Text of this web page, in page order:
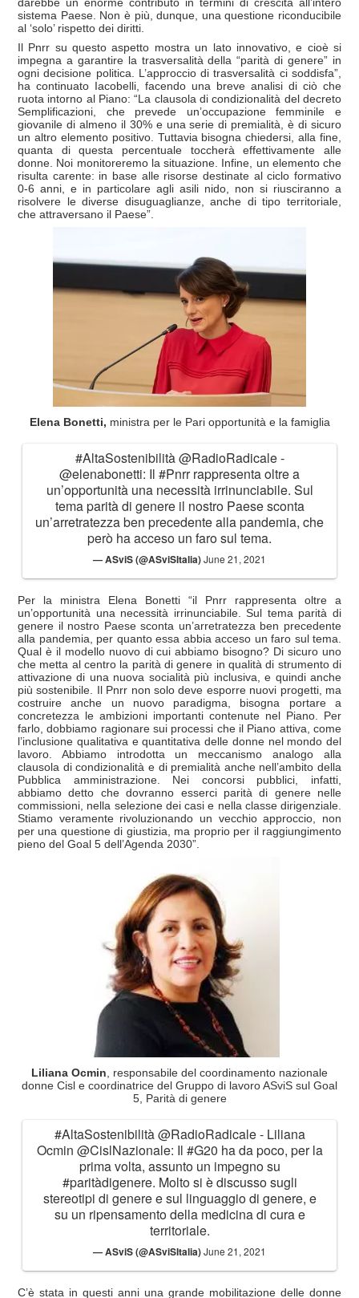
sistema Paese. Non è più, dunque, una questione riconducibile
al ‘solo’ rispetto dei diritti.
Il Pnrr su questo aspetto mostra un lato innovativo, e cioè si
impegna a garantire la trasversalità della “parità di genere” in
ogni decisione politica. L’approccio di trasversalità ci soddisfa”,
ha continuato Iacobelli, facendo una breve analisi di ciò che
ruota intorno al Piano: “La clausola di condizionalità del decreto
Semplificazioni, che prevede un’occupazione femminile e
giovanile di almeno il 30% e una serie di premialità, è di sicuro
un altro elemento positivo. Tuttavia bisogna chiedersi, alla fine,
quanta di questa percentuale toccherà effettivamente alle
donne. Noi monitoreremo la situazione. Infine, un elemento che
risulta carente: in base alle risorse destinate al ciclo formativo
0-6 anni, e in particolare agli asili nido, non si riusciranno a
risolvere le diverse disuguaglianze, anche di tipo territoriale,
che attraversano il Paese”.
Elena Bonetti, ministra per le Pari opportunità e la famiglia
#AltaSostenibilità@RadioRadicale-
@elenabonetti: Il #Pnrrrappresenta oltre a
un’opportunità una necessità irrinunciabile. Sul
tema parità di genere il nostro Paese sconta
un’arretratezza ben precedente alla pandemia, che
però ha acceso un faro sul tema.
— ASviS (@ASviSItalia)June 21, 2021
Per la ministra Elena Bonetti “il Pnrr rappresenta oltre a
un’opportunità una necessità irrinunciabile. Sul tema parità di
genere il nostro Paese sconta un’arretratezza ben precedente
alla pandemia, per quanto essa abbia acceso un faro sul tema.
Qual è il modello nuovo di cui abbiamo bisogno? Di sicuro uno
che metta al centro la parità di genere in qualità di strumento di
attivazione di una nuova socialità più inclusiva, e quindi anche
più sostenibile. Il Pnrr non solo deve esporre nuovi progetti, ma
costruire anche un nuovo paradigma, bisogna portare a
concretezza le ambizioni importanti contenute nel Piano. Per
farlo, dobbiamo ragionare sui processi che il Piano attiva, come
l’inclusione qualitativa e quantitativa delle donne nel mondo del
lavoro. Abbiamo introdotta un meccanismo analogo alla
clausola di condizionalità e di premialità anche nell’ambito della
Pubblica amministrazione. Nei concorsi pubblici, infatti,
abbiamo detto che dovranno esserci parità di genere nelle
commissioni, nella selezione dei casi e nella classe dirigenziale.
Stiamo veramente rivoluzionando un vecchio approccio, non
per una questione di giustizia, ma proprio per il raggiungimento
pieno del Goal 5 dell’Agenda 2030”.
Liliana Ocmin , responsabile del coordinamento nazionale
donne Cisl e coordinatrice del Gruppo di lavoro ASviS sul Goal
5, Parità di genere
#AltaSostenibilità@RadioRadicale- Liliana
Ocmin @CislNazionale: Il #G20 ha da poco, per la
prima volta, assunto un impegno su
#paritàdigenere. Molto si è discusso sugli
stereotipi di genere e sul linguaggio di genere, e
su un ripensamento della medicina di cura e
territoriale.
— ASviS (@ASviSItalia)June 21, 2021
C’è stata in questi anni una grande mobilitazione delle donne